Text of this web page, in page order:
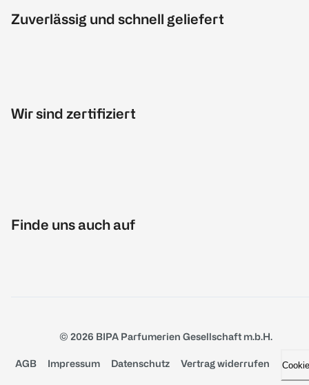
Zuverlässig und schnell geliefert
Wir sind zertifiziert
Finde uns auch auf
© 2026 BIPA Parfumerien Gesellschaft m.b.H.
AGB Impressum Datenschutz Vertrag widerrufen